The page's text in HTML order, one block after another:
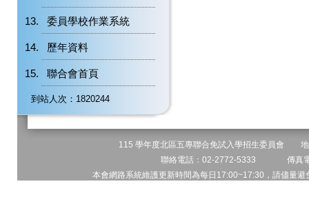
委員學校作業系統
歷年資料
聯合會首頁
到站人次：1820244
115 學年度北區五專聯合免試入學招生委員會 地
聯絡電話：02-2772-5333 傳真
本會網路系統維護更新時間為每日17:00~17:30，請儘量